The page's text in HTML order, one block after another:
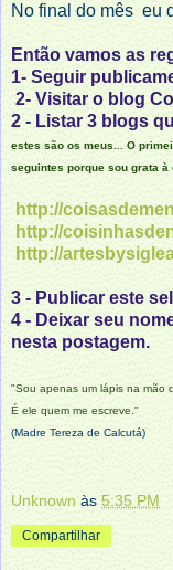
No final do mês eu
Então vamos as
1- Seguir
2- Visitar o blog
2 - Listar 3 blogs
estes são os meus... O
seguintes porque sou grata
http://
http://
http://
3 - Publicar este
4 - Deixar seu
nesta postagem.
"Sou apenas um lápis na mão
É ele quem me escreve."
(Madre Tereza de Calcutá)
Unknown às 5:35 PM
Compartilhar